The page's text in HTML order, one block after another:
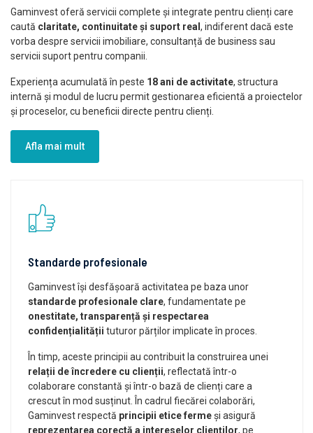
Gaminvest oferă servicii complete și integrate pentru clienți care
caută claritate, continuitate și suport real , indiferent dacă este
vorba despre servicii imobiliare, consultanță de business sau
servicii suport pentru companii.
Experiența acumulată în peste 18 ani de activitate, structura
internă și modul de lucru permit gestionarea eficientă a proiectelor
și proceselor, cu beneficii directe pentru clienți.
Afla mai mult
Standarde profesionale
Gaminvest își desfășoară activitatea pe baza unor
standarde profesionale clare, fundamentate pe
onestitate, transparență și respectarea
confidențialității tuturor părților implicate în proces.
În timp, aceste principii au contribuit la construirea unei
relații de încredere cu clienții, reflectată într-o
colaborare constantă și într-o bază de clienți care a
crescut în mod susținut. În cadrul fiecărei colaborări,
Gaminvest respectă principii etice fermeși asigură
reprezentarea corectă a intereselor clienților, pe